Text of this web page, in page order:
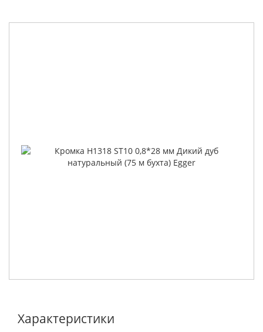
Характеристики